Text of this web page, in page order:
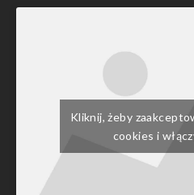
Kliknij, żeby
cookies i